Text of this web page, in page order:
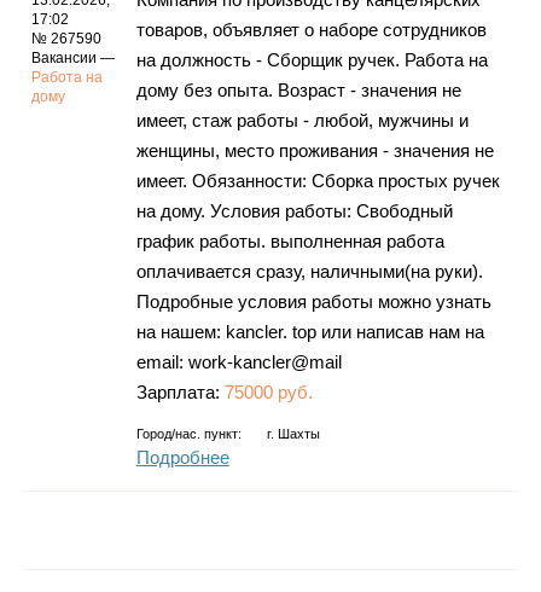
17:02
№ 267590
Вакансии —
Работа на
дому
товаров, объявляет о наборе сотрудников
на должность - Сборщик ручек. Работа на
дому без опыта. Возраст - значения не
имеет, стаж работы - любой, мужчины и
женщины, место проживания - значения не
имеет. Обязанности: Сборка простых ручек
на дому. Условия работы: Свободный
график работы. выполненная работа
оплачивается сразу, наличными(на руки).
Подробные условия работы можно узнать
на нашем: kancler. top или написав нам на
email: work-kancler@mail
Зарплата: 75000 руб.
Город/нас. пункт: г. Шахты
Подробнее